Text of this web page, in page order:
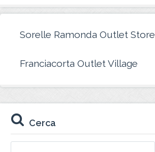
Sorelle Ramonda Outlet Store
Franciacorta Outlet Village
Cerca